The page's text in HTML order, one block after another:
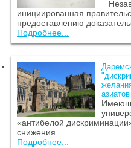
инициированная
предоставлению
Подробнее...
азиатов
«антибелой
снижения...
Подробнее...